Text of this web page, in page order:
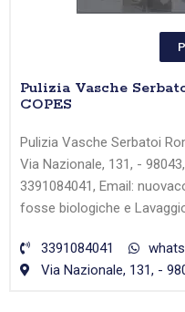
Pulizia Vasche
COPES
Pulizia Vasche Serbatoi
Via Nazionale, 131, -
3391084041, Email:
fosse biologiche e
3391084041
Via Nazionale, 131, -